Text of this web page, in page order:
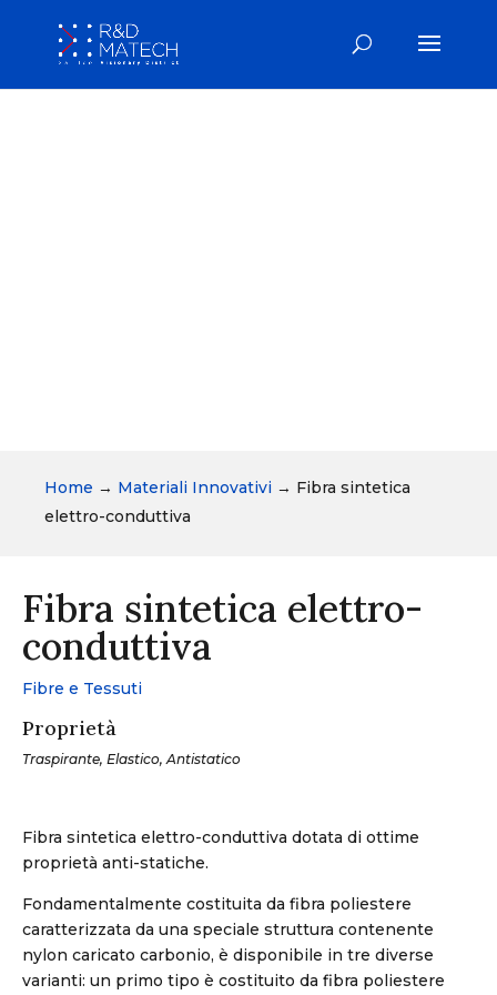
Home → Materiali Innovativi → Fibra sintetica
elettro-conduttiva
Fibra sintetica elettro-
conduttiva
Fibre e Tessuti
Proprietà
Traspirante, Elastico, Antistatico
Fibra sintetica elettro-conduttiva dotata di ottime
proprietà anti-statiche.
Fondamentalmente costituita da fibra poliestere
caratterizzata da una speciale struttura contenente
nylon caricato carbonio, è disponibile in tre diverse
varianti: un primo tipo è costituito da fibra poliestere